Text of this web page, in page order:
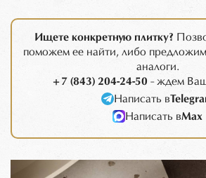
Ищете конкретную плитку?
поможем ее найти, либо
аналоги.
+7 (843) 204-24-50 - ждем
Написать в
Написать вMax